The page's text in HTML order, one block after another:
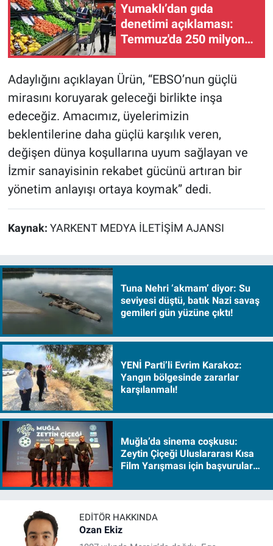
Yumaklı’dan gıda
denetimi açıklaması:
Temmuz'da 250 milyon
Adaylığını açıklayan Ürün, “EBSO’nun güçlü
mirasını koruyarak geleceği birlikte inşa
edeceğiz. Amacımız, üyelerimizin
beklentilerine daha güçlü karşılık veren,
değişen dünya koşullarına uyum sağlayan ve
İzmir sanayisinin rekabet gücünü artıran bir
yönetim anlayışı ortaya koymak” dedi.
Kaynak: YARKENT MEDYA İLETİŞİM AJANSI
Tuna Nehri ‘akmam’ diyor: Su
seviyesi düştü, batık Nazi savaş
gemileri gün yüzüne çıktı!
YENİ Parti’li Evrim Karakoz:
Yangın bölgesinde zararlar
karşılanmalı!
Muğla’da sinema coşkusu:
Zeytin Çiçeği Uluslararası Kısa
Film Yarışması için başvurular
EDITÖR HAKKINDA
Ozan Ekiz